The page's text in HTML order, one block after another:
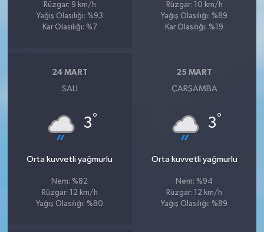
Rüzgar: 9 km/h
Yağış Olasılığı: %93
Kar Olasılığı: %7
Rüzgar: 10 km/h
Yağış Olasılığı: %89
Kar Olasılığı: %19
24 MART
SALI
3°
Orta kuvvetli yağmurlu
Nem: %82
Rüzgar: 12 km/h
Yağış Olasılığı: %80
25 MART
ÇARŞAMBA
3°
Orta kuvvetli yağmurlu
Nem: %94
Rüzgar: 12 km/h
Yağış Olasılığı: %89
SPOR
Susurluk
TEKNOLOJİ
Trend
TÜRKİYE